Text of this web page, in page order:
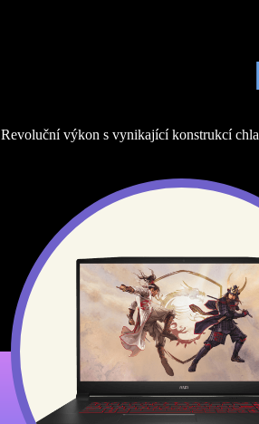
Revoluční výkon s vynikající konstrukcí